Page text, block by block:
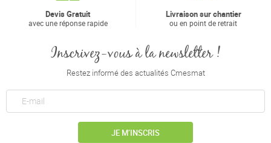
Devis Gratuit
avec une réponse rapide
Livraison sur chantier
ou en point de retrait
Inscrivez-vous à la newsletter !
Restez informé des actualités Cmesmat
JE M’INSCRIS